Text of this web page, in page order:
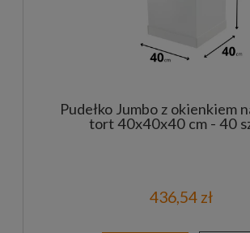
Pudełko Jumbo z okienkiem
tort 40x40x40 cm - 40
436,54 zł